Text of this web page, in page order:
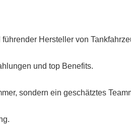
Hersteller von
und top Benefits.
sondern ein geschätztes